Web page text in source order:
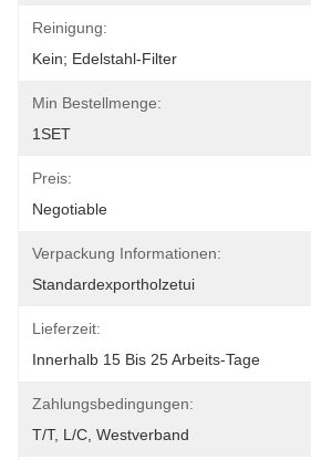
Reinigung:
Kein; Edelstahl-Filter
Min Bestellmenge:
1SET
Preis:
Negotiable
Verpackung Informationen:
Standardexportholzetui
Lieferzeit:
Innerhalb 15 Bis 25 Arbeits-Tage
Zahlungsbedingungen:
T/T, L/C, Westverband